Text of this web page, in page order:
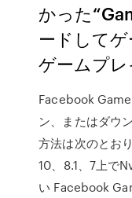
かった
ードしてゲ
ゲームプ
Facebook
ン、またはダウ
方法は次のとお
10、8.1、7上で
い Facebook